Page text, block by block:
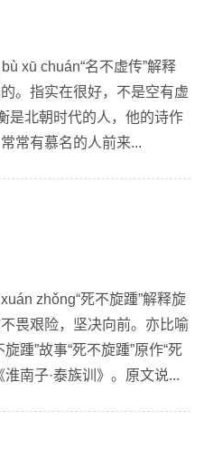
xū chuán“名不虚传”解释
。指实在很好，不是空有虚
是北朝时代的人，他的诗作
常有慕名的人前来...
zhǒng“死不旋踵”解释旋
畏艰险，坚决向前。亦比喻
踵”故事“死不旋踵”原作“死
南子·泰族训》。原文说...